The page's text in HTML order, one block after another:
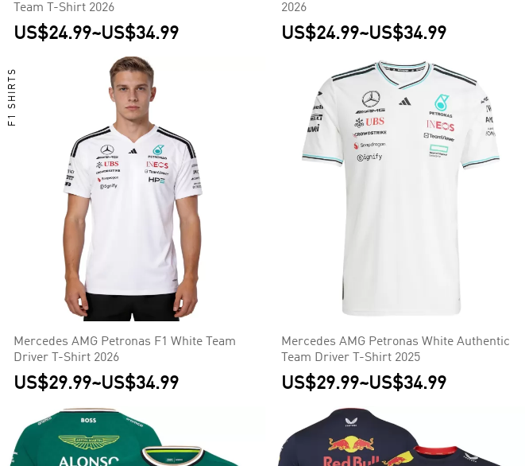
Team T-Shirt 2026
US$24.99~US$34.99
2026
US$24.99~US$34.99
F1 SHIRTS
Mercedes AMG Petronas F1 White Team
Driver T-Shirt 2026
US$29.99~US$34.99
Mercedes AMG Petronas White Authentic
Team Driver T-Shirt 2025
US$29.99~US$34.99